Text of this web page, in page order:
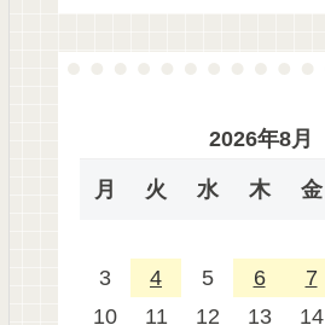
2026年8月
月 火 水 木 金
3
4 5 6 7
10
11 12 13 14